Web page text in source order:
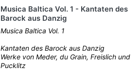
Musica Baltica Vol. 1 - Kantaten des
Barock aus Danzig
Musica Baltica Vol. 1
Kantaten des Barock aus Danzig
Werke von Meder, du Grain, Freislich und
Pucklitz